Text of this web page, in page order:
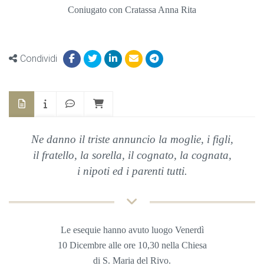
Coniugato con Cratassa Anna Rita
Condividi
Ne danno il triste annuncio la moglie, i figli,
il fratello, la sorella, il cognato, la cognata,
i nipoti ed i parenti tutti.
Le esequie hanno avuto luogo Venerdì
10 Dicembre alle ore 10,30 nella Chiesa
di S. Maria del Rivo.